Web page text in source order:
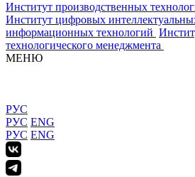
Институт производственных
Институт цифровых
информационных технологий
технологического менеджмента
МЕНЮ
РУС
РУС ENG
РУС ENG